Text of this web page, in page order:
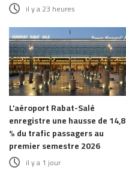
il y a 23 heures
L’aéroport Rabat-Salé
enregistre une hausse de 14,8
% du trafic passagers au
premier semestre 2026
il y a 1 jour